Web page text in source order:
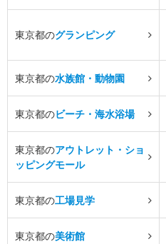
東京都のグランピング
東京都の水族館・動物園
東京都のビーチ・海水浴場
東京都のアウトレット・ショ
ッピングモール
東京都の工場見学
東京都の美術館